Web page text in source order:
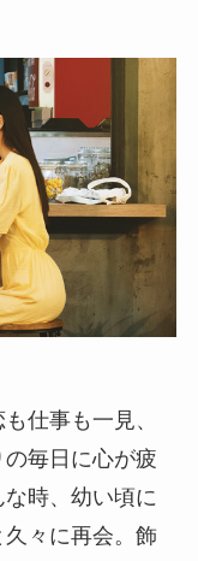
仕事も一見、
毎日に心が疲
時、幼い頃に
々に再会。飾